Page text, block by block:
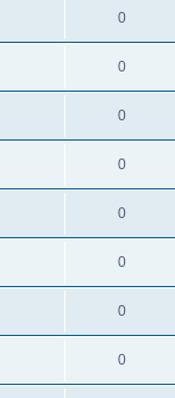
0
0
0
0
0
0
0
0